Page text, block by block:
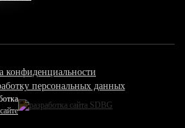
конфиденциальности
персональных данных